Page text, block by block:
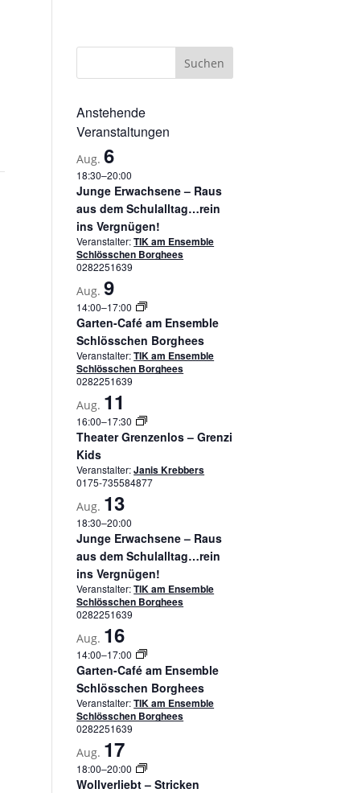
Anstehende
Veranstaltungen
Aug.6
18:30–20:00
Junge Erwachsene – Raus
aus dem Schulalltag…rein
ins Vergnügen!
Veranstalter:TIK am Ensemble
Schlösschen Borghees
0282251639
Aug.9
14:00–17:00
Garten-Café am Ensemble
Schlösschen Borghees
Veranstalter:TIK am Ensemble
Schlösschen Borghees
0282251639
Aug. 11
16:00–17:30
Theater Grenzenlos – Grenzi
Kids
Veranstalter:Janis Krebbers
0175-735584877
Aug. 13
18:30–20:00
Junge Erwachsene – Raus
aus dem Schulalltag…rein
ins Vergnügen!
Veranstalter:TIK am Ensemble
Schlösschen Borghees
0282251639
Aug. 16
14:00–17:00
Garten-Café am Ensemble
Schlösschen Borghees
Veranstalter:TIK am Ensemble
Schlösschen Borghees
0282251639
Aug. 17
18:00–20:00
Wollverliebt – Stricken